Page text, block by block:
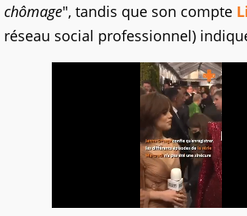
chômage", tandis que son compte
réseau social professionnel)